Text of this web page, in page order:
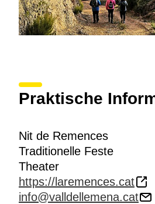
Praktische
Nit de Remences
Traditionelle Feste
Theater
https://laremences.cat
info@valldellemena.cat